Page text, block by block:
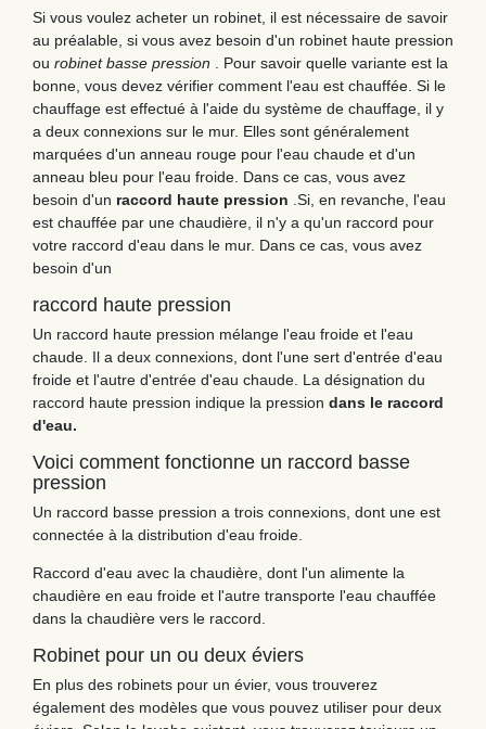
Si vous voulez acheter un robinet, il est nécessaire de savoir
au préalable, si vous avez besoin d'un robinet haute pression
ou robinet basse pression
. Pour savoir quelle variante est la
bonne, vous devez vérifier comment l'eau est chauffée. Si le
chauffage est effectué à l'aide du système de chauffage, il y
a deux connexions sur le mur. Elles sont généralement
marquées d'un anneau rouge pour l'eau chaude et d'un
anneau bleu pour l'eau froide. Dans ce cas, vous avez
besoin d'un raccord haute pression .Si, en revanche, l'eau
est chauffée par une chaudière, il n'y a qu'un raccord pour
votre raccord d'eau dans le mur. Dans ce cas, vous avez
besoin d'un
raccord haute pression
Un raccord haute pression mélange l'eau froide et l'eau
chaude. Il a deux connexions, dont l'une sert d'entrée d'eau
froide et l'autre d'entrée d'eau chaude. La désignation du
raccord haute pression indique la pression dans le raccord
d'eau.
Voici comment fonctionne un raccord basse
pression
Un raccord basse pression a trois connexions, dont une est
connectée à la distribution d'eau froide.
Raccord d'eau avec la chaudière, dont l'un alimente la
chaudière en eau froide et l'autre transporte l'eau chauffée
dans la chaudière vers le raccord.
Robinet pour un ou deux éviers
En plus des robinets pour un évier, vous trouverez
également des modèles que vous pouvez utiliser pour deux